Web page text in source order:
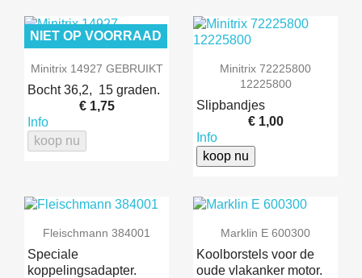
Minitrix 14927 GEBRUIKT
Bocht 36,2, 15 graden.
€ 1,75
Info
koop nu
NIET OP VOORRAAD
Minitrix 72225800
12225800
Slipbandjes
€ 1,00
Info
koop nu
Fleischmann 384001
Speciale
koppelingsadapter.
Marklin E 600300
Koolborstels voor de
oude vlakanker motor.